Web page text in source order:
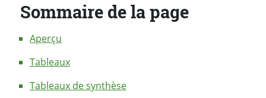
Sommaire de la page
Aperçu
Tableaux
Tableaux de synthèse